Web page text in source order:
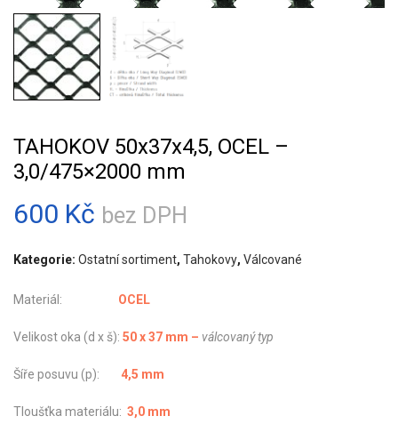
TAHOKOV 50x37x4,5, OCEL –
3,0/475×2000 mm
600 Kč bez DPH
Kategorie: Ostatní sortiment, Tahokovy, Válcované
Materiál: OCEL
Velikost oka (d x š): 50 x 37 mm – válcovaný typ
Šíře posuvu (p): 4,5 mm
Tloušťka materiálu: 3,0 mm